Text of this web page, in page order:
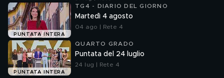
PUNTATA INTERA
TG4 - DIARIO DEL GIORNO
Martedì 4 agosto
04 ago | Rete 4
PUNTATA INTERA
QUARTO GRADO
Puntata del 24 luglio
24 lug | Rete 4